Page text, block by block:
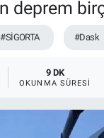
deprem
#SİGORTA #Dask
9 DK
OKUNMA SÜRESI